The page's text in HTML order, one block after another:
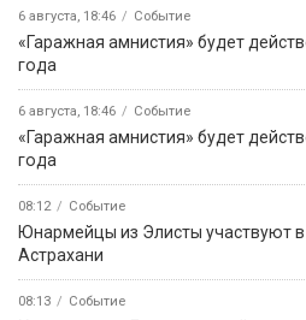
6 августа, 18:46 Событие
«Гаражная амнистия» будет
года
6 августа, 18:46 Событие
«Гаражная амнистия» будет
года
08:12 Событие
Юнармейцы из Элисты участвуют
Астрахани
08:13 Событие